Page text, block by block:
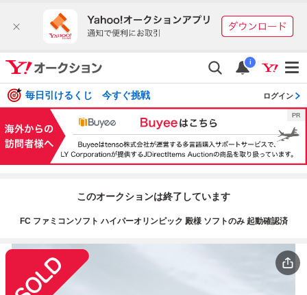
i
毎日引けるくじ 今すぐ挑戦 ログイン
このオークションは終了しています
FC ファミコンソフト ハイパーオリンピック 殿様 ソフトのみ 起動確認済